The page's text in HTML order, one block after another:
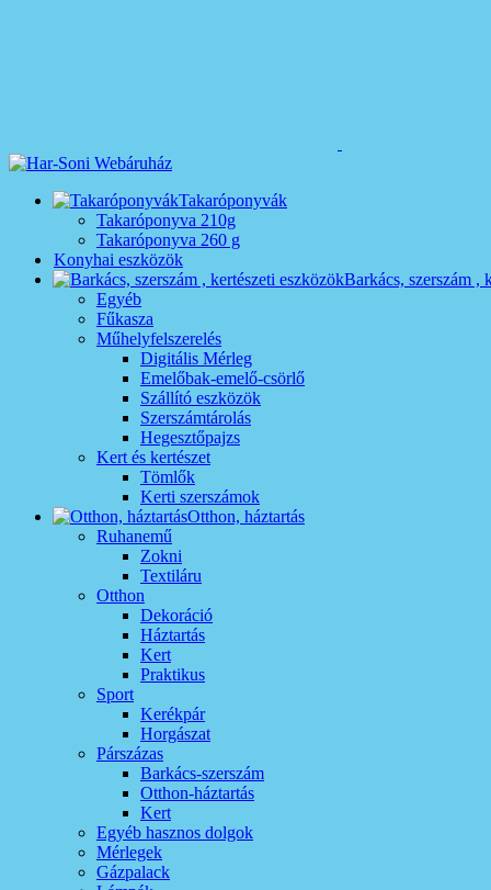
Takaróponyvák
Takaróponyva 210g
Takaróponyva 260 g
Konyhai eszközök
Barkács, szerszám ,
Egyéb
Fűkasza
Műhelyfelszerelés
Digitális Mérleg
Emelőbak-emelő-csörlő
Szállító eszközök
Szerszámtárolás
Hegesztőpajzs
Kert és kertészet
Tömlők
Kerti szerszámok
Otthon, háztartás
Ruhanemű
Zokni
Textiláru
Otthon
Dekoráció
Háztartás
Kert
Praktikus
Sport
Kerékpár
Horgászat
Párszázas
Barkács-szerszám
Otthon-háztartás
Kert
Egyéb hasznos dolgok
Mérlegek
Gázpalack